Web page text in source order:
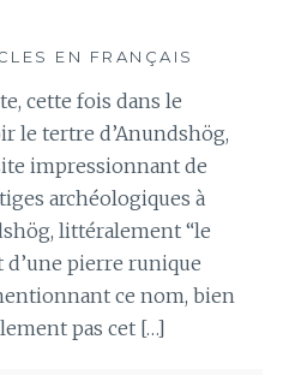
EN FRANÇAIS
cette fois dans le
le tertre d’Anundshög,
impressionnant de
archéologiques à
littéralement “le
d’une pierre runique
ce nom, bien
pas cet […]